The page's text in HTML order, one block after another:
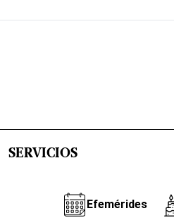
SERVICIOS
Efemérides